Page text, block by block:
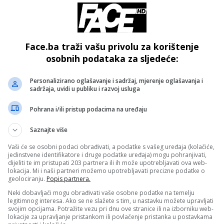
cesti Ostrožac – Buturović Polje, saobraćaj je
- OGLAS -
korištenje istih do završetka radova.
1 Podlugovi-Sarajevo sjever i Visoko-Kakanj, kao i na
– Vozuća (u mjestu Krivaja), Klašnice – Banja
– Kosne Luke), Konjic – Jablanica (Ostrožac),
– Foča (u Sastavcima), Mostar – Čitluk (na ulazu u
vozila su kratkotrajna.
i ulaska u zemlje Evropske unije (EES, Entry/Exit
prelazima.
Face.ba traži vašu privolu za korištenje
osobnih podataka za sljedeće:
Personalizirano oglašavanje i sadržaj, mjerenje oglašavanja i
sadržaja, uvidi u publiku i razvoj usluga
Pohrana i/ili pristup podacima na uređaju
Saznajte više
Vaši će se osobni podaci obrađivati, a podatke s vašeg uređaja (kolačiće,
jedinstvene identifikatore i druge podatke uređaja) mogu pohranjivati,
dijeliti te im pristupati 203 partnera ili ih može upotrebljavati ova web-
lokacija. Mi i naši partneri možemo upotrebljavati precizne podatke o
geolociranju. Popis partnera.
Neki dobavljači mogu obrađivati vaše osobne podatke na temelju
legitimnog interesa. Ako se ne slažete s tim, u nastavku možete upravljati
svojim opcijama. Potražite vezu pri dnu ove stranice ili na izborniku web-
lokacije za upravljanje pristankom ili povlačenje pristanka u postavkama